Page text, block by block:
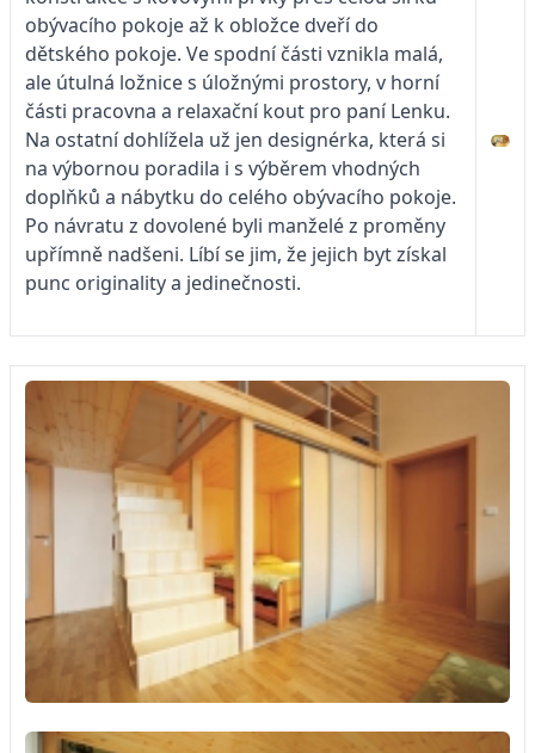
obývacího pokoje až k obložce dveří do
dětského pokoje. Ve spodní části vznikla malá,
ale útulná ložnice s úložnými prostory, v horní
části pracovna a relaxační kout pro paní Lenku.
Na ostatní dohlížela už jen designérka, která si
na výbornou poradila i s výběrem vhodných
doplňků a nábytku do celého obývacího pokoje.
Po návratu z dovolené byli manželé z proměny
upřímně nadšeni. Líbí se jim, že jejich byt získal
punc originality a jedinečnosti.